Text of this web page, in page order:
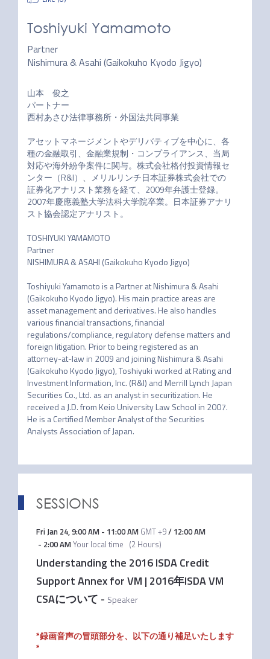
Toshiyuki Yamamoto
Partner
Nishimura & Asahi (Gaikokuho Kyodo Jigyo)
山本　俊之
パートナー
西村あさひ法律事務所・外国法共同事業
アセットマネージメントやデリバティブを中心に、各
種の金融取引、金融業規制・コンプライアンス、当局
対応や海外紛争案件に関与。株式会社格付投資情報セ
ンター（R&I）、メリルリンチ日本証券株式会社での
証券化アナリスト業務を経て、2009年弁護士登録。
2007年慶應義塾大学法科大学院卒業。日本証券アナリ
スト協会認定アナリスト。
TOSHIYUKI YAMAMOTO
Partner
NISHIMURA & ASAHI (Gaikokuho Kyodo Jigyo)
Toshiyuki Yamamoto is a Partner at Nishimura & Asahi
(Gaikokuho Kyodo Jigyo). His main practice areas are
asset management and derivatives. He also handles
various financial transactions, financial
regulations/compliance, regulatory defense matters and
foreign litigation. Prior to being registered as an
attorney-at-law in 2009 and joining Nishimura & Asahi
(Gaikokuho Kyodo Jigyo), Toshiyuki worked at Rating and
Investment Information, Inc. (R&I) and Merrill Lynch Japan
Securities Co., Ltd. as an analyst in securitization. He
received a J.D. from Keio University Law School in 2007.
He is a Certified Member Analyst of the Securities
SESSIONS
Fri Jan 24,9:00 AM- 11:00 AM GMT +9/ 12:00 AM
- 2:00 AMYour local time (2 Hours)
Understanding the 2016 ISDA Credit
Support Annex for VM | 2016年ISDA VM
CSAについて - Speaker
*録画音声の冒頭部分を、以下の通り補足いたします
*